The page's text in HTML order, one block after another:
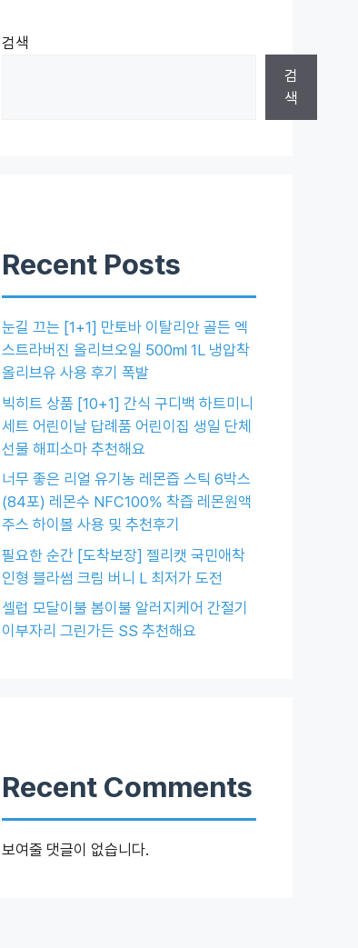
검색
검
색
Recent Posts
눈길 끄는 [1+1] 만토바 이탈리안 골든 엑
스트라버진 올리브오일 500ml 1L 냉압착
올리브유 사용 후기 폭발
빅히트 상품 [10+1] 간식 구디백 하트미니
세트 어린이날 답례품 어린이집 생일 단체
선물 해피소마 추천해요
너무 좋은 리얼 유기농 레몬즙 스틱 6박스
(84포) 레몬수 NFC100% 착즙 레몬원액
주스 하이볼 사용 및 추천후기
필요한 순간 [도착보장] 젤리캣 국민애착
인형 블라썸 크림 버니 L 최저가 도전
셀럽 모달이불 봄이불 알러지케어 간절기
이부자리 그린가든 SS 추천해요
Recent Comments
보여줄 댓글이 없습니다.